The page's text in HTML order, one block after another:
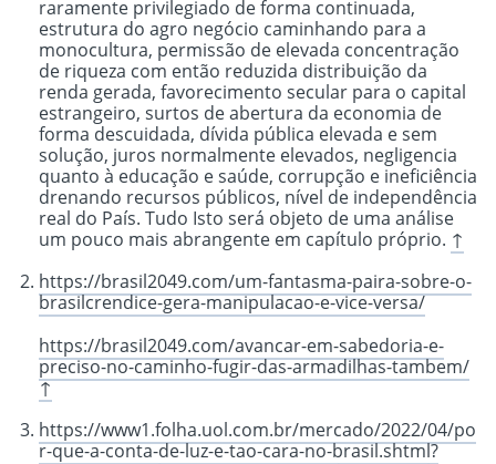
raramente privilegiado de forma continuada,
estrutura do agro negócio caminhando para a
monocultura, permissão de elevada concentração
de riqueza com então reduzida distribuição da
renda gerada, favorecimento secular para o capital
estrangeiro, surtos de abertura da economia de
forma descuidada, dívida pública elevada e sem
solução, juros normalmente elevados, negligencia
quanto à educação e saúde, corrupção e ineficiência
drenando recursos públicos, nível de independência
real do País. Tudo Isto será objeto de uma análise
um pouco mais abrangente em capítulo próprio. ↑
https://brasil2049.com/um-fantasma-paira-sobre-o-
brasilcrendice-gera-manipulacao-e-vice-versa/
https://brasil2049.com/avancar-em-sabedoria-e-
preciso-no-caminho-fugir-das-armadilhas-tambem/
↑
https://www1.folha.uol.com.br/mercado/2022/04/po
r-que-a-conta-de-luz-e-tao-cara-no-brasil.shtml?